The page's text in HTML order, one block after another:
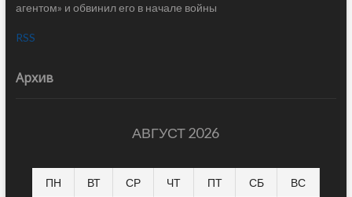
агентом» и обвинил его в начале войны
RSS
Архив
АВГУСТ 2026
ПН ВТ СР ЧТ ПТ СБ ВС